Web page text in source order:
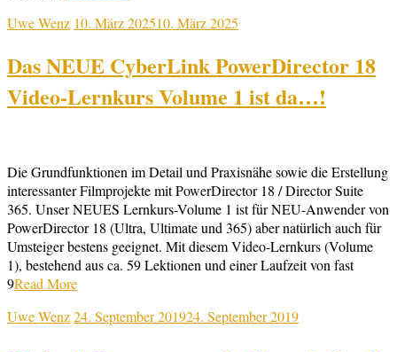
Uwe Wenz 10. März 202510. März 2025
Das NEUE CyberLink PowerDirector 18
Video-Lernkurs Volume 1 ist da…!
Die Grundfunktionen im Detail und Praxisnähe sowie die Erstellung
interessanter Filmprojekte mit PowerDirector 18 / Director Suite
365. Unser NEUES Lernkurs-Volume 1 ist für NEU-Anwender von
PowerDirector 18 (Ultra, Ultimate und 365) aber natürlich auch für
Umsteiger bestens geeignet. Mit diesem Video-Lernkurs (Volume
1), bestehend aus ca. 59 Lektionen und einer Laufzeit von fast
9Read More
Uwe Wenz24. September 201924. September 2019